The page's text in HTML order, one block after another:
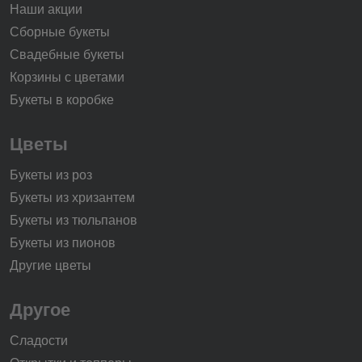
Наши акции
Сборные букеты
Свадебные букеты
Корзины с цветами
Букеты в коробке
Цветы
Букеты из роз
Букеты из хризантем
Букеты из тюльпанов
Букеты из пионов
Другие цветы
Другое
Сладости